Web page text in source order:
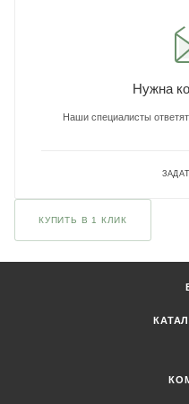
Нужна
Наши специалисты
КУПИТЬ В 1 КЛИК